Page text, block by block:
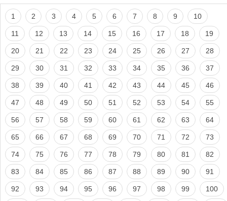
1 2 3 4 5 6 7 8 9 10
11 12 13 14 15 16 17 18 19
20 21 22 23 24 25 26 27 28
29 30 31 32 33 34 35 36 37
38 39 40 41 42 43 44 45 46
47 48 49 50 51 52 53 54 55
56 57 58 59 60 61 62 63 64
65 66 67 68 69 70 71 72 73
74 75 76 77 78 79 80 81 82
83 84 85 86 87 88 89 90 91
92 93 94 95 96 97 98 99 100